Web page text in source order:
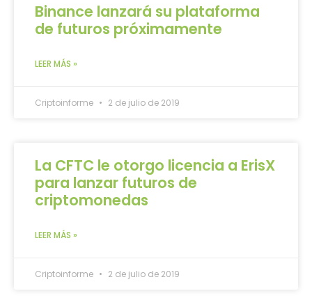
Binance lanzará su plataforma
de futuros próximamente
LEER MÁS »
Criptoinforme 2 de julio de 2019
La CFTC le otorgo licencia a ErisX
para lanzar futuros de
criptomonedas
LEER MÁS »
Criptoinforme 2 de julio de 2019